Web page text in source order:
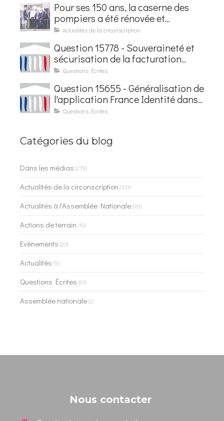
Pour ses 150 ans, la caserne des
pompiers a été rénovée et
baptisée au nom d'Hubert
Actualités de la circonscription
Question 15778 - Souveraineté et
sécurisation de la facturation
électronique
Questions Écrites
Question 15655 - Généralisation de
l'application France Identité dans
les contrôles du quotidien
Questions Écrites
Catégories du blog
Dans les médias (279)
Actualités de la circonscription (103)
Actualités à l'Assemblée Nationale(96)
Actions de terrain (19)
Evénements (20)
Actualités (5)
Questions Écrites (81)
Assemblée nationale(2)
Nous contacter